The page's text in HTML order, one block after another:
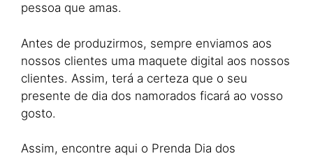
pessoa que amas.
Antes de produzirmos, sempre enviamos aos
nossos clientes uma maquete digital aos nossos
clientes. Assim, terá a certeza que o seu
presente de dia dos namorados ficará ao vosso
gosto.
Assim, encontre aqui o Prenda Dia dos